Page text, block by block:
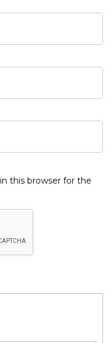
this browser for the